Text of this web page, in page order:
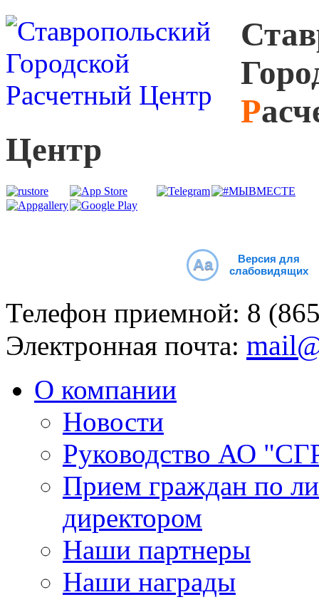
С
Г
Р
Центр
Aa
Версия для
слабовидящих
Телефон приемной: 8
Электронная почта:
О компании
Новости
Руководство АО
Прием граждан по
директором
Наши партнеры
Наши награды